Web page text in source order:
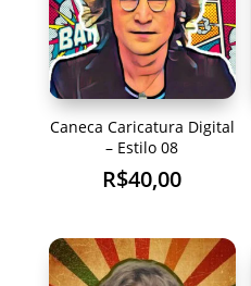
Caneca Caricatura Digital
– Estilo 08
R$40,00